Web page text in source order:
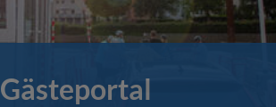
Gästeportal